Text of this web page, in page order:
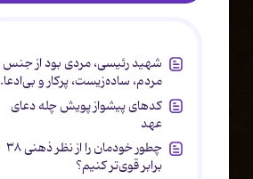
شهید رئیسی، مردی بود از جنس
مردم، ساده‌زیست، پرکار و بی‌ادعا.
کدهای پیشواز پویش چله دعای
عهد
چطور خودمان را از نظر ذهنی ۳۸
برابر قوی‌تر کنیم؟